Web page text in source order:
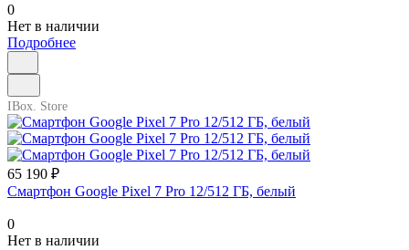
0
Нет в наличии
Подробнее
IBox. Store
65 190 ₽
Смартфон Google Pixel 7 Pro 12/512 ГБ, белый
0
Нет в наличии